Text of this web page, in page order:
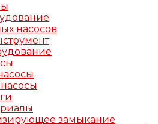
насосов
замыкание